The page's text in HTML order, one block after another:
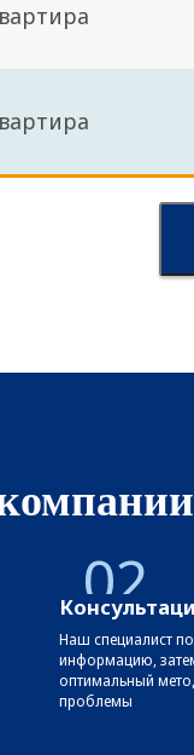
02
Наш специалист
информацию,
оптимальный
проблемы